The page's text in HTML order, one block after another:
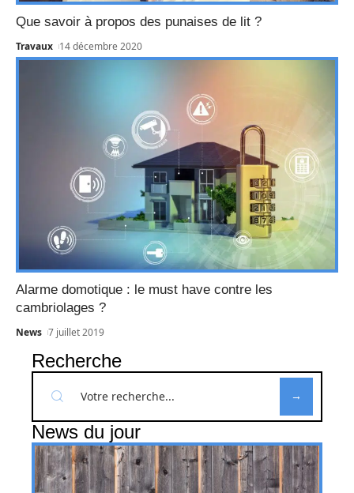
Que savoir à propos des punaises de lit ?
Travaux 14 décembre 2020
Alarme domotique : le must have contre les
cambriolages ?
News 7 juillet 2019
Recherche
News du jour